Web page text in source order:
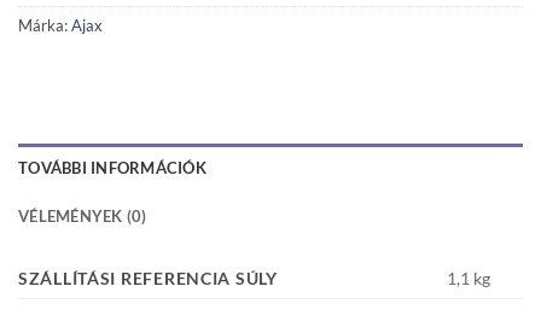
Márka:Ajax
TOVÁBBI INFORMÁCIÓK
VÉLEMÉNYEK (0)
SZÁLLÍTÁSI REFERENCIA SÚLY 1,1 kg